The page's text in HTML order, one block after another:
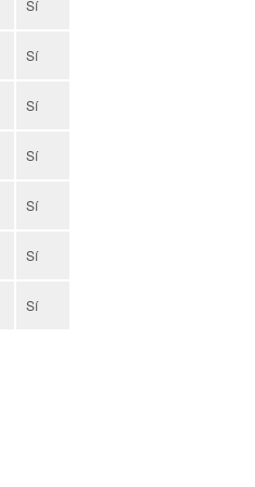
Sí
Sí
Sí
Sí
Sí
Sí
Sí